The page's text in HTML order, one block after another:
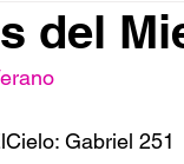
del
Gabriel 251